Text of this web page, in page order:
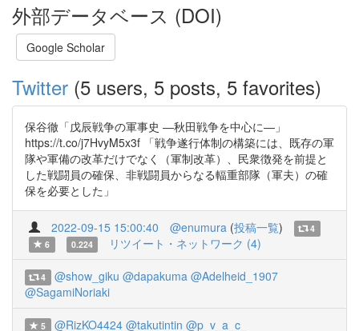
外部データベース (DOI)
Google Scholar
Twitter (5 users, 5 posts, 5 favorites)
保谷徹「戊辰戦争の軍事史 ―秋田戦争を中心に―」
https://t.co/j7HvyM5x3f 「戦争遂行体制の構築には、既存の軍
隊や軍備の改革だけでなく（軍制改革）、民衆徴発を前提と
した戦闘員の確保、非戦闘員からなる輻重部隊（軍夫）の確
保を必要とした」
2022-09-15 15:00:40 @enumura (投稿一覧)
4
6
0.224 リツイート・ネットワーク (4)
4 @show_giku @dapakuma @Adelheid_1907
@SagamiNoriaki
5 @RizKO4424 @takutintin @p_v_a_c_